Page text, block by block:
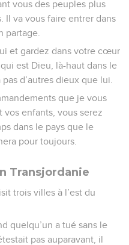
vous des peuples plus
Il va vous faire entrer dans
partage.
et gardez dans votre cœur
est Dieu, là-haut dans le
d’autres dieux que lui.
que je vous
vos enfants, vous serez
dans le pays que le
pour toujours.
Transjordanie
trois villes à l’est du
quelqu’un a tué sans le
pas auparavant, il